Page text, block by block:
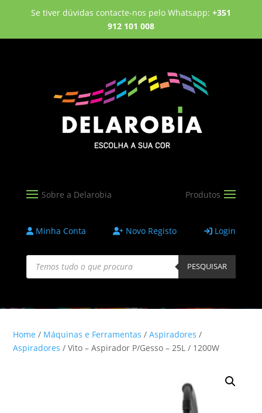
Se tiver dúvidas contacte-nos pelo Whatsapp: +351
912 101 008
Minha Conta Novo Registo Login
Products
search PESQUISAR
Home / Máquinas e Ferramentas /Aspiradores /
Aspiradores / Vito – Aspirador P/Gesso – 25L / 1200W